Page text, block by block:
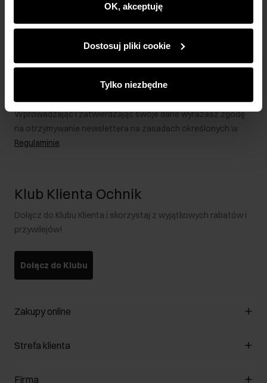
rekomendacje oraz komunikaty reklamowe informujące o
najnowszych promocjach w e-sklepie. Informacje o tym,
partnerom społecznościowym, reklamowym i
analitycznym. Partnerzy mogą połączyć te informacje z
podczas korzystania z ich usług.
OK, akceptuję
Dostosuj pliki cookie
Tylko niezbędne
Bądź na bieżąco z nowościami i promocjami!
Zapisz się
Wprowadzając i zatwierdzając swoje dane wyrażasz zgodę
na otrzymywanie newslettera na zasadach określonych w
Regulaminie.
Klub Klienta Ochnik
Dołącz do Klubu Klienta i skorzystaj z wyjątkowych rabatów i
przywilejów!
Dołącz do Klubu
Zakupy online
Zarządzaj cookies
Strefa klienta
Klub Klienta
Firma